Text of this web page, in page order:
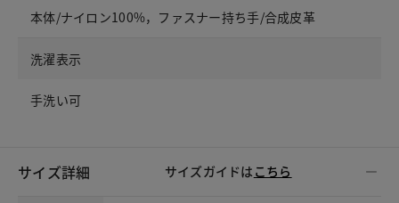
本体/ナイロン100%，ファスナー持ち手/合成皮革
洗濯表示
手洗い可
サイズ詳細 サイズガイドは こちら